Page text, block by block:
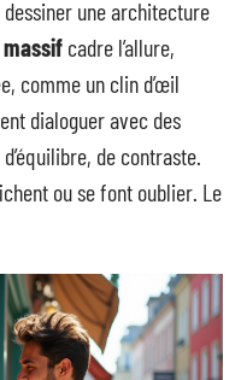
une architecture
cadre l’allure,
comme un clin d’œil
dialoguer avec des
de contraste.
ou se font oublier. Le